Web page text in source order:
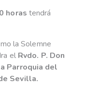
horas tendrá
la Solemne
elRvdo. P. Don
Parroquia del
Sevilla.